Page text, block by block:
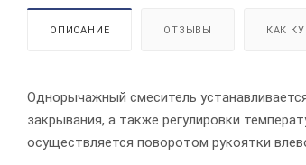
ОПИСАНИЕ ОТЗЫВЫ КАК
Однорычажный смеситель
закрывания, а также регулировки
осуществляется поворотом рукоятки